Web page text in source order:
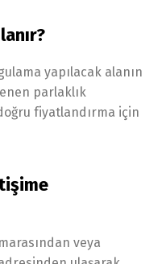
yapılacak alanın
parlaklık
fiyatlandırma için
veya